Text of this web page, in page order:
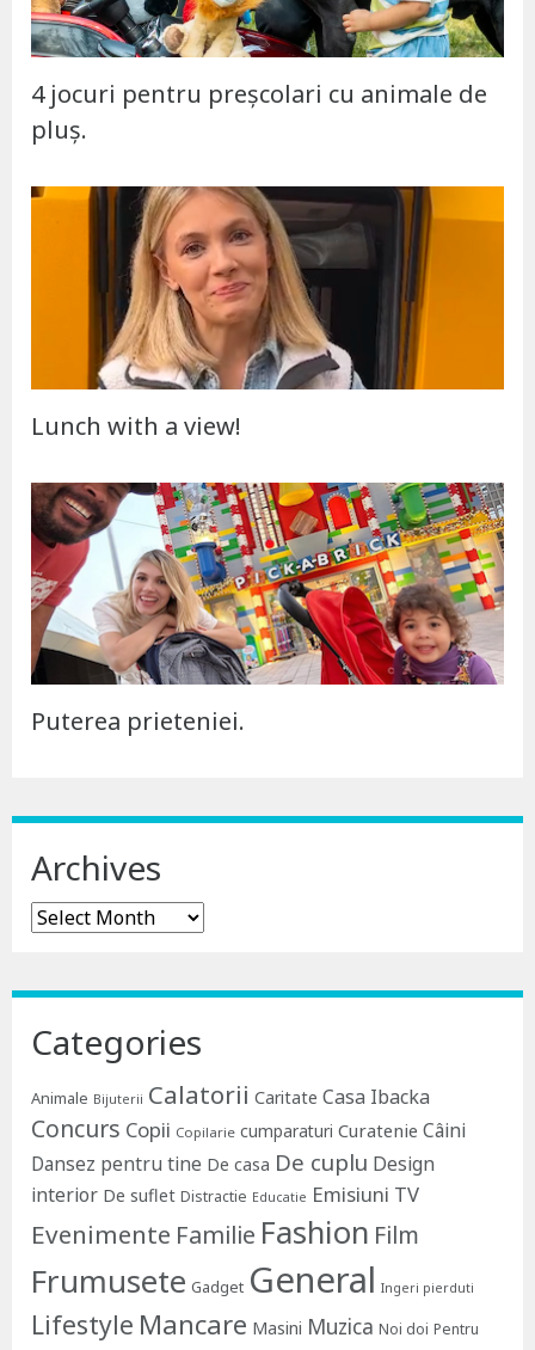
4 jocuri pentru preșcolari cu animale de
pluș.
Lunch with a view!
Puterea prieteniei.
Archives
Archives
Categories
Animale Bijuterii Calatorii Caritate Casa Ibacka
Concurs Copii Copilarie cumparaturi Curatenie Câini
Dansez pentru tine De casa De cuplu Design
interior De suflet Distractie Educatie Emisiuni TV
Evenimente Familie Fashion Film
Frumusete Gadget General Ingeri pierduti
Lifestyle Mancare Masini Muzica Noi doi Pentru